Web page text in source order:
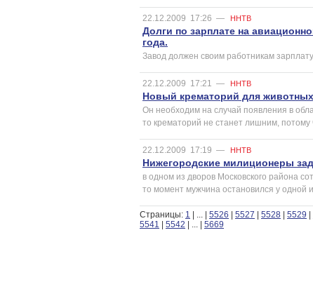
22.12.2009 17:26 — ННТВ
Долги по зарплате на
года.
Завод должен своим работникам
22.12.2009 17:21 — ННТВ
Новый крематорий для
Он необходим на случай появления в
то крематорий не станет лишним, потому
22.12.2009 17:19 — ННТВ
Нижегородские милиционеры
в одном из дворов Московского района
то момент мужчина остановился у одной
Страницы: 1 | | 5526 | 5527 | 5528 | 5529 |
5541 | 5542 | | 5669